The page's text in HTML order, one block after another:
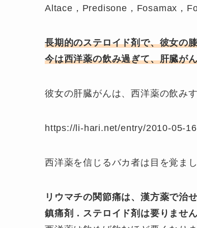
Altace，Predisone，Fosamax，
長期的のステロイド剤で、彼女の
今は西洋薬の飲み過ぎて、肝臓が
彼女の肝臓がんは、西洋薬の飲み
https://li-hari.net/entry/2010-05-
西洋薬を信じるバカ者は目を覚まし
リウマチの関節痛は、漢方薬で治せ
鎮痛剤．ステロイド剤は要りません